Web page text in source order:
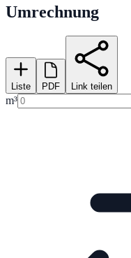
Umrechnung
Liste PDF Link teilen
m³